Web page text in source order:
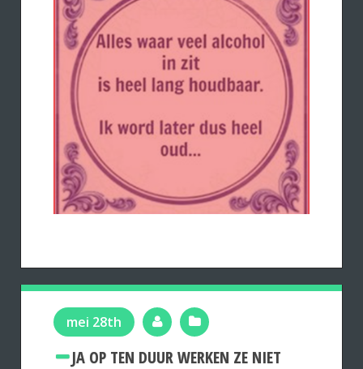
mei 28th
JA OP TEN DUUR WERKEN ZE NIET